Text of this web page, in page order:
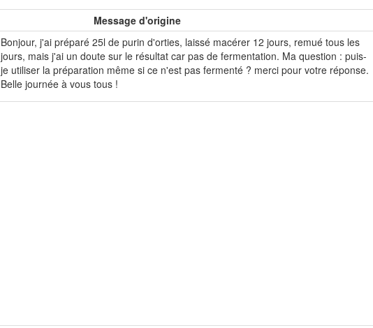
Message d'origine
Bonjour, j'ai préparé 25l de purin d'orties, laissé macérer 12 jours, remué tous les
jours, mais j'ai un doute sur le résultat car pas de fermentation. Ma question : puis-
je utiliser la préparation même si ce n'est pas fermenté ? merci pour votre réponse.
Belle journée à vous tous !